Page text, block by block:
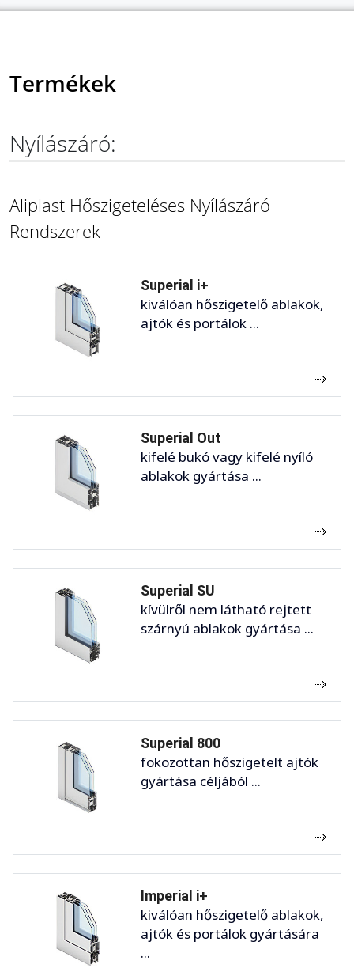
Termékek
Nyílászáró:
Aliplast Hőszigeteléses Nyílászáró
Rendszerek
Superial i+
kiválóan hőszigetelő ablakok,
ajtók és portálok ...
Superial Out
kifelé bukó vagy kifelé nyíló
ablakok gyártása ...
Superial SU
kívülről nem látható rejtett
szárnyú ablakok gyártása ...
Superial 800
fokozottan hőszigetelt ajtók
gyártása céljából ...
Imperial i+
kiválóan hőszigetelő ablakok,
ajtók és portálok gyártására
...